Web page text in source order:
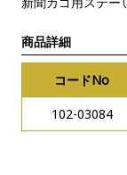
商品詳細
コードNo
102-03084